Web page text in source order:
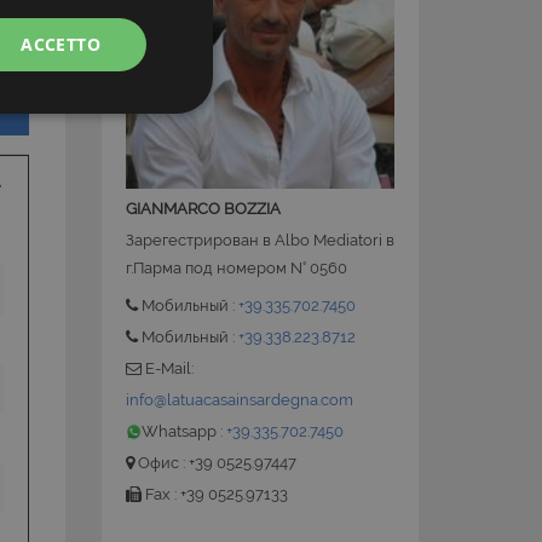
GIANMARCO BOZZIA
Зарегестрирован в Albo Mediatori в
г.Парма под номером N° 0560
Мобильный : +39.335.702.7450
Мобильный : +39.338.223.8712
E-Mail:
info@latuacasainsardegna.com
Whatsapp :+39.335.702.7450
Офис : +39 0525.97447
Fax : +39 0525.97133
ACCETTO
gestione